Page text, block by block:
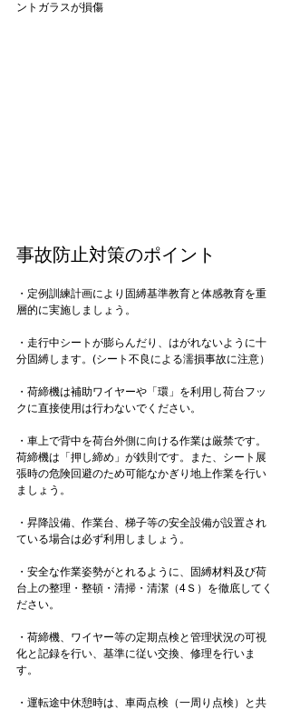
ントガラスが損傷
事故防止対策のポイント
・定例訓練計画により固縛基準教育と体感教育を重
層的に実施しましょう。
・走行中シートが膨らんだり、はがれないように十
分固縛します。(シート不良による濡損事故に注意）
・荷締機は補助ワイヤーや「環」を利用し荷台フッ
クに直接使用は行わないでください。
・車上で背中を荷台外側に向ける作業は厳禁です。
荷締機は「押し締め」が鉄則です。また、シート展
張時の危険回避のため可能なかぎり地上作業を行い
ましょう。
・昇降設備、作業台、梯子等の安全設備が設置され
ている場合は必ず利用しましょう。
・安全な作業姿勢がとれるように、固縛材料及び荷
台上の整理・整頓・清掃・清潔（4Ｓ）を徹底してく
ださい。
・荷締機、ワイヤー等の定期点検と管理状況の可視
化と記録を行い、基準に従い交換、修理を行いま
す。
・運転途中休憩時は、車両点検（一周り点検）と共